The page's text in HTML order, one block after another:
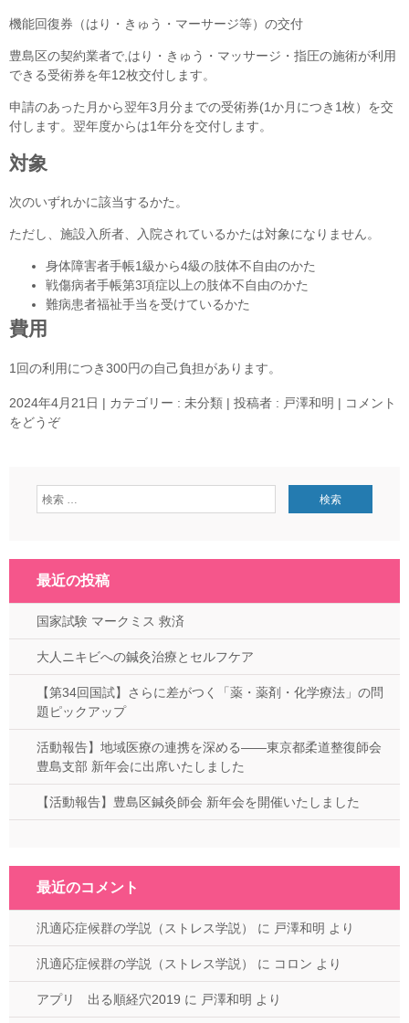
機能回復券（はり・きゅう・マーサージ等）の交付
豊島区の契約業者で,はり・きゅう・マッサージ・指圧の施術が利用
できる受術券を年12枚交付します。
申請のあった月から翌年3月分までの受術券(1か月につき1枚）を交
付します。翌年度からは1年分を交付します。
対象
次のいずれかに該当するかた。
ただし、施設入所者、入院されているかたは対象になりません。
身体障害者手帳1級から4級の肢体不自由のかた
戦傷病者手帳第3項症以上の肢体不自由のかた
難病患者福祉手当を受けているかた
費用
1回の利用につき300円の自己負担があります。
2024年4月21日 | カテゴリー : 未分類 | 投稿者 : 戸澤和明 | コメント
をどうぞ
最近の投稿
国家試験 マークミス 救済
大人ニキビへの鍼灸治療とセルフケア
【第34回国試】さらに差がつく「薬・薬剤・化学療法」の問
題ピックアップ
活動報告】地域医療の連携を深める——東京都柔道整復師会
豊島支部 新年会に出席いたしました
【活動報告】豊島区鍼灸師会 新年会を開催いたしました
最近のコメント
汎適応症候群の学説（ストレス学説） に 戸澤和明 より
汎適応症候群の学説（ストレス学説） に コロン より
アプリ 出る順経穴2019 に 戸澤和明 より